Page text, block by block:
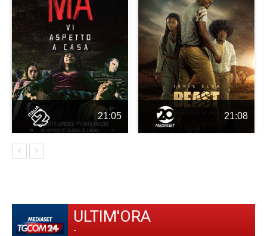
21:05 21:08
ULTIM'ORA
-